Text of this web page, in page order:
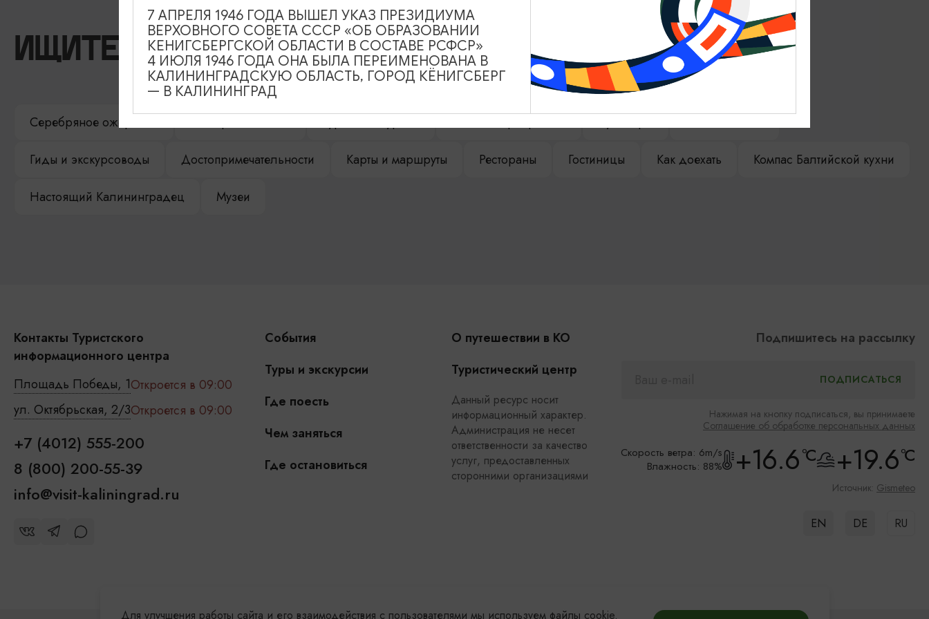
ИЩИТЕ ТАКЖЕ НА НАШЕМ САЙТЕ
Серебряное ожерелье
Гиды и экскурсоводы Достопримечательности Карты и маршруты Рестораны Гостиницы Как доехать Компас Балтийской кухни
Настоящий Калининградец Музеи
Контакты Туристского
информационного центра
Площадь Победы, 1Откроется в 09:00
ул. Октябрьская, 2/3Откроется в 09:00
+7 (4012) 555-200
8 (800) 200-55-39
info@visit-kaliningrad.ru
События
Туры и экскурсии
Где поесть
Чем заняться
Где остановиться
О путешествии в КО
Туристический центр
Данный ресурс носит
информационный характер.
Администрация не несет
ответственности за качество
услуг, предоставленных
сторонними организациями
Подпишитесь на рассылку
Нажимая на кнопку подписаться, вы принимаете
Соглашение об обработке персональных данных
Скорость ветра: 6m/s
Влажность: 88%
+16.6°C +19.6°C
Источник: Gismeteo
EN DE RU
Для улучшения работы сайта и его взаимодействия с пользователями мы используем файлы cookie.
7 АПРЕЛЯ 1946 ГОДА ВЫШЕЛ УКАЗ ПРЕЗИДИУМА
ВЕРХОВНОГО СОВЕТА СССР «ОБ ОБРАЗОВАНИИ
КЕНИГСБЕРГСКОЙ ОБЛАСТИ В СОСТАВЕ РСФСР»
4 ИЮЛЯ 1946 ГОДА ОНА БЫЛА ПЕРЕИМЕНОВАНА В
КАЛИНИНГРАДСКУЮ ОБЛАСТЬ, ГОРОД КЁНИГСБЕРГ
— В КАЛИНИНГРАД